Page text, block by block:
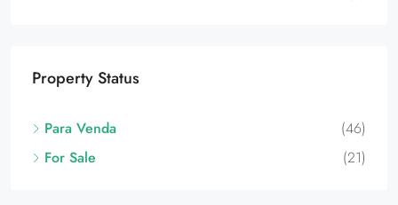
Property Status
Para Venda
(46)
For Sale
(21)